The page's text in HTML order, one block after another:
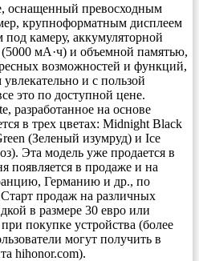
оснащенный превосходным
крупноформатным дисплеем
под камеру, аккумуляторной
(5000 мА·ч) и объемной памятью,
возможностей и функций,
и с пользой
это по доступной цене.
разработанное на основе
в трех цветах: Midnight Black
(Зеленый изумруд) и Ice
Эта модель уже продается в
появляется в продаже и на
Германию и др., по
продаж на различных
в размере 30 евро или
покупке устройства (более
могут получить в
hihonor.com).